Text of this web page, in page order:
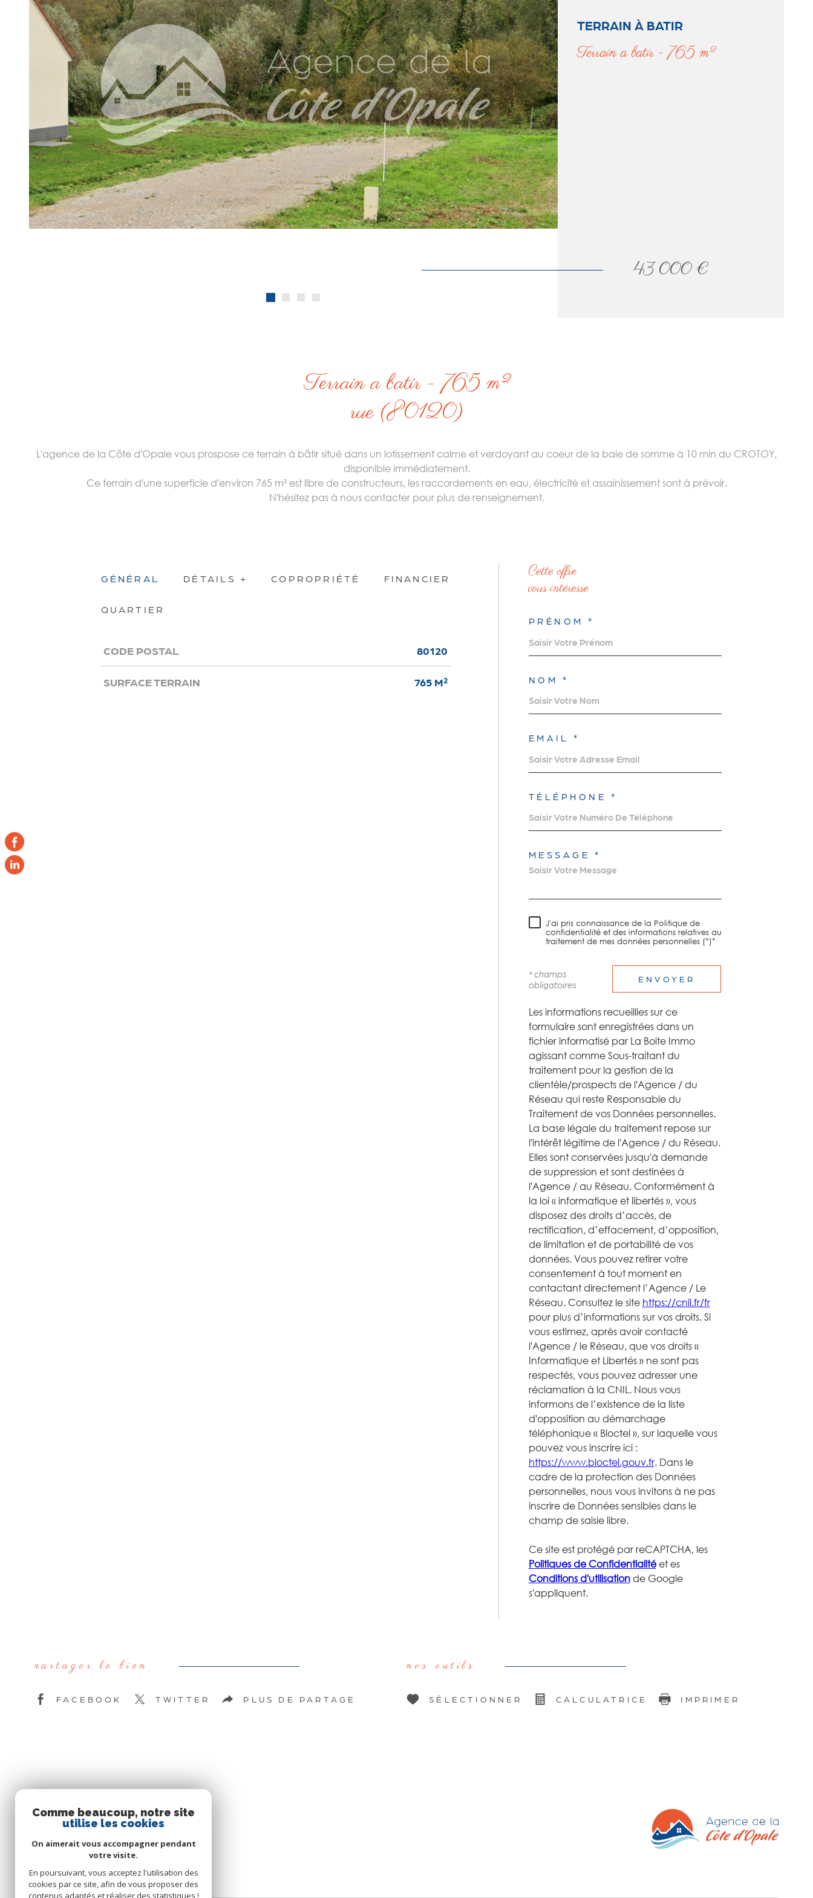
TERRAIN À BATIR
terrain a batir - 765 m²
43 000 €
terrain a batir - 765 m²
rue (80120)
L'agence de la Côte d'Opale vous prospose ce terrain à bâtir situé dans un lotissement calme et verdoyant au coeur de la baie de somme à 10 min du CROTOY,
disponible immédiatement.
Ce terrain d'une superficie d'environ 765 m² est libre de constructeurs, les raccordements en eau, électricité et assainissement sont à prévoir.
N'hésitez pas à nous contacter pour plus de renseignement.
GÉNÉRAL DÉTAILS + COPROPRIÉTÉ FINANCIER
QUARTIER
Caractérisque Valeurs
CODE POSTAL 80120
SURFACE TERRAIN 765 M²
cette offre
vous intéresse
PRÉNOM *
NOM *
EMAIL *
TÉLÉPHONE *
MESSAGE *
J'ai pris connaissance de la Politique de
confidentialité et des informations relatives au
traitement de mes données personnelles (*)*
* champs
obligatoires
ENVOYER
Les informations recueillies sur ce
formulaire sont enregistrées dans un
fichier informatisé par La Boite Immo
agissant comme Sous-traitant du
traitement pour la gestion de la
clientèle/prospects de l'Agence / du
Réseau qui reste Responsable du
Traitement de vos Données personnelles.
La base légale du traitement repose sur
l'intérêt légitime de l'Agence / du Réseau.
Elles sont conservées jusqu'à demande
de suppression et sont destinées à
l'Agence / au Réseau. Conformément à
la loi « informatique et libertés », vous
disposez des droits d’accès, de
rectification, d’effacement, d’opposition,
de limitation et de portabilité de vos
données. Vous pouvez retirer votre
consentement à tout moment en
contactant directement l’Agence / Le
Réseau. Consultez le site https://cnil.fr/fr
pour plus d’informations sur vos droits. Si
vous estimez, après avoir contacté
l'Agence / le Réseau, que vos droits «
Informatique et Libertés » ne sont pas
respectés, vous pouvez adresser une
réclamation à la CNIL. Nous vous
informons de l’existence de la liste
d'opposition au démarchage
téléphonique « Bloctel », sur laquelle vous
pouvez vous inscrire ici :
https://www.bloctel.gouv.fr. Dans le
cadre de la protection des Données
personnelles, nous vous invitons à ne pas
inscrire de Données sensibles dans le
champ de saisie libre.
Ce site est protégé par reCAPTCHA, les
Politiques de Confidentialitéet es
Conditions d'utilisationde Google
s'appliquent.
partager le bien
FACEBOOK TWITTER PLUS DE PARTAGE
nos outils
SÉLECTIONNER CALCULATRICE IMPRIMER
SE CONNECTER
ESPACE PROPRIÉTAIRE
Comme beaucoup, notre site
utilise les cookies
On aimerait vous accompagner pendant
votre visite.
En poursuivant, vous acceptez l'utilisation des
cookies par ce site, afin de vous proposer des
contenus adaptés et réaliser des statistiques !